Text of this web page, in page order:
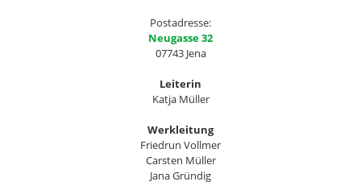
Postadresse:
Neugasse 32
07743 Jena
Leiterin
Katja Müller
Werkleitung
Friedrun Vollmer
Carsten Müller
Jana Gründig